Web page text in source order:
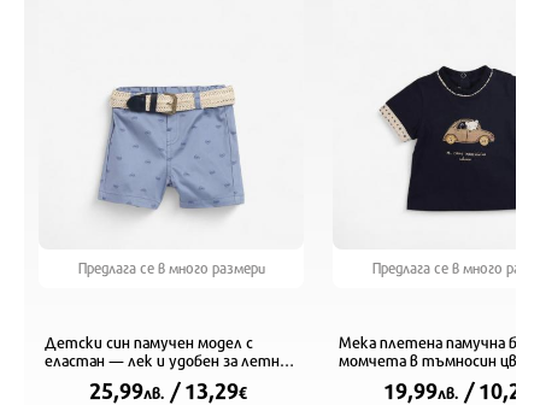
Предлага се в много размери
Детски син памучен модел с
еластан — лек и удобен за летни
25,99лв./ 13,29€
Предлага се в много
Мека плетена памучна
момчета в тъмносин цвят
19,99лв./ 10,22